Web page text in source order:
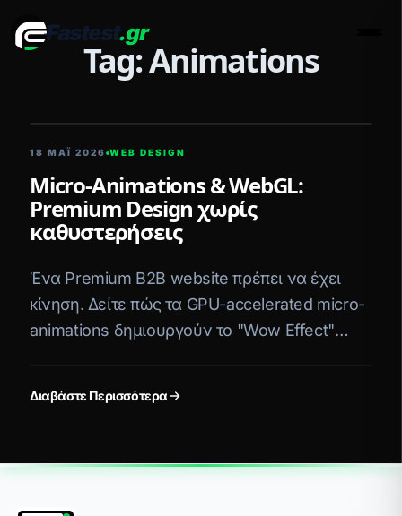
Fastest.gr
Tag: Animations
18 ΜΑΪ́ 2026 WEB DESIGN
Micro-Animations & WebGL:
Premium Design χωρίς
καθυστερήσεις
Ένα Premium B2B website πρέπει να έχει
κίνηση. Δείτε πώς τα GPU-accelerated micro-
animations δημιουργούν το "Wow Effect"
Διαβάστε Περισσότερα